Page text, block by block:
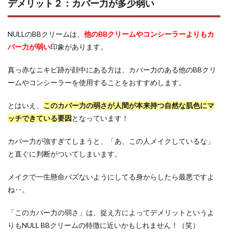
デメリット２：カバー力が多少弱い
NULLのBBクリームは、 他のBBクリームやコンシーラーよりもカ
バー力が弱い印象があります。
真っ赤なニキビ跡が顔中にある方は、カバー力のある他のBBクリ
ームやコンシーラーを使用することをおすすめします。
とはいえ、 このカバー力の弱さが人間が本来持つ自然な肌色にマ
ッチできている要因となっています！
カバー力が強すぎてしまうと、「あ、この人メイクしているな」
と直ぐに判断がついてしまいます。
メイクで一生懸命バズないようにしてる身からしたら最悪ですよ
ね‥。
「このカバー力の弱さ」は、捉え方によってデメリットというよ
りもNULL BBクリームの特徴に近いかもしれません！（笑）